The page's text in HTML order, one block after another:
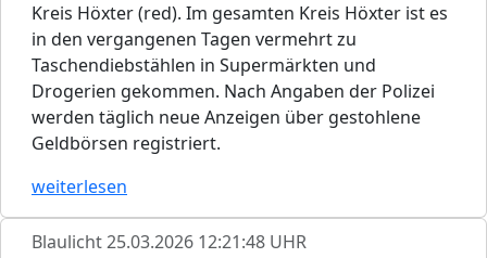
Kreis Höxter (red). Im gesamten Kreis Höxter ist es
in den vergangenen Tagen vermehrt zu
Taschendiebstählen in Supermärkten und
Drogerien gekommen. Nach Angaben der Polizei
werden täglich neue Anzeigen über gestohlene
Geldbörsen registriert.
weiterlesen
Blaulicht25.03.2026 12:21:48 UHR